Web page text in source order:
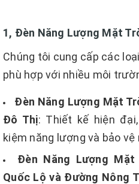
1, Đèn Năng Lượng Mặt
Chúng tôi cung cấp các
phù hợp với nhiều môi
Đèn Năng Lượng Mặt
Đô Thị: Thiết kế hiện
kiệm năng lượng và bảo
Đèn Năng Lượng Mặt
Quốc Lộ và Đường Nông